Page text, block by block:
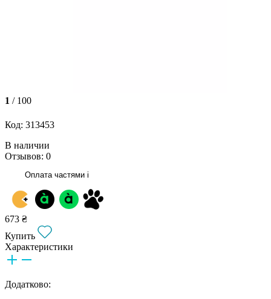
1 / 100
Код: 313453
В наличии
Отзывов: 0
Оплата частями i
673 ₴
Купить
Характеристики
Додатково: